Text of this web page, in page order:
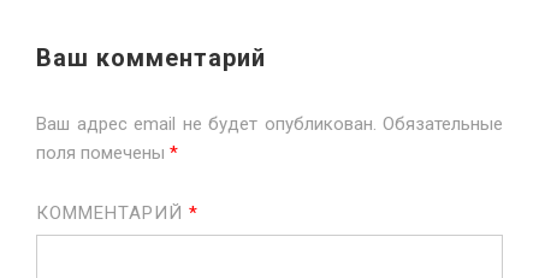
Ваш комментарий
Ваш адрес email не будет опубликован. Обязательные
поля помечены *
КОММЕНТАРИЙ *